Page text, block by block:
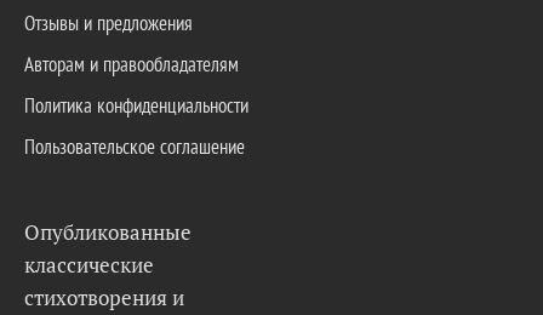
Отзывы и предложения
Авторам и правообладателям
Политика конфиденциальности
Пользовательское соглашение
Опубликованные
классические
стихотворения и